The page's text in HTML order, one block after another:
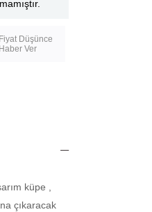
Fiyat Düşünce
Haber Ver
küpe ,
çıkaracak